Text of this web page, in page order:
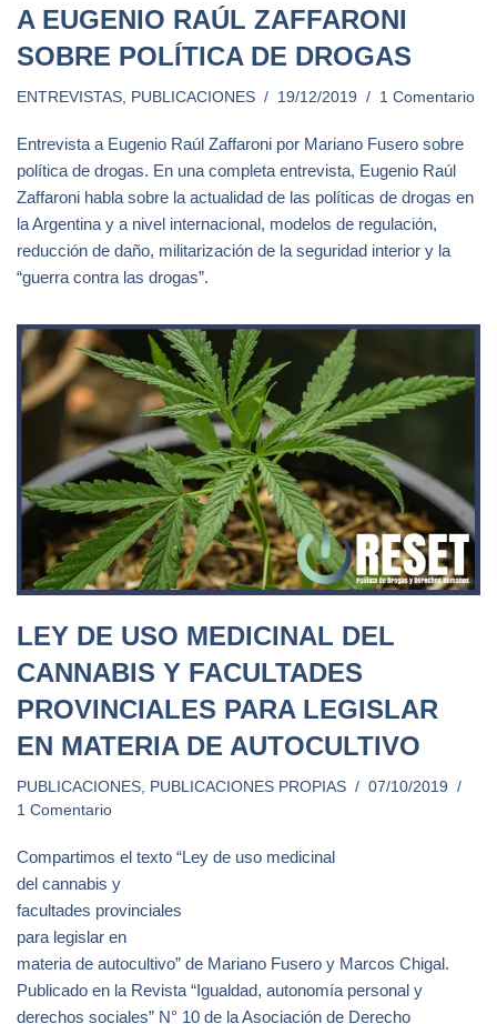
A EUGENIO RAÚL ZAFFARONI
SOBRE POLÍTICA DE DROGAS
ENTREVISTAS, PUBLICACIONES 19/12/2019 1 Comentario
Entrevista a Eugenio Raúl Zaffaroni por Mariano Fusero sobre
política de drogas. En una completa entrevista, Eugenio Raúl
Zaffaroni habla sobre la actualidad de las políticas de drogas en
la Argentina y a nivel internacional, modelos de regulación,
reducción de daño, militarización de la seguridad interior y la
“guerra contra las drogas”.
LEY DE USO MEDICINAL DEL
CANNABIS Y FACULTADES
PROVINCIALES PARA LEGISLAR
EN MATERIA DE AUTOCULTIVO
PUBLICACIONES, PUBLICACIONES PROPIAS
07/10/2019
1 Comentario
Compartimos el texto “Ley de uso medicinal
del cannabis y
facultades provinciales
para legislar en
materia de autocultivo” de Mariano Fusero y Marcos Chigal.
Publicado en la Revista “Igualdad, autonomía personal y
derechos sociales” N° 10 de la Asociación de Derecho